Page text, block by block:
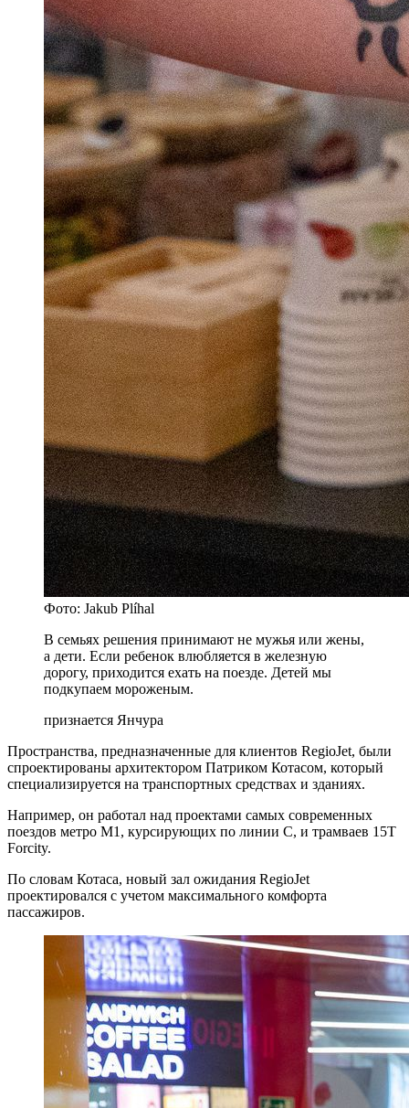
Фото: Jakub Plíhal
В семьях решения принимают не мужья или жены,
а дети. Если ребенок влюбляется в железную
дорогу, приходится ехать на поезде. Детей мы
подкупаем мороженым.
признается Янчура
Пространства, предназначенные для клиентов RegioJet, были
спроектированы архитектором Патриком Котасом, который
специализируется на транспортных средствах и зданиях.
Например, он работал над проектами самых современных
поездов метро M1, курсирующих по линии C, и трамваев 15T
Forcity.
По словам Котаса, новый зал ожидания RegioJet
проектировался с учетом максимального комфорта
пассажиров.